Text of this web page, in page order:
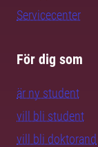
Servicecenter
För dig som
är ny student
vill bli student
vill bli doktorand